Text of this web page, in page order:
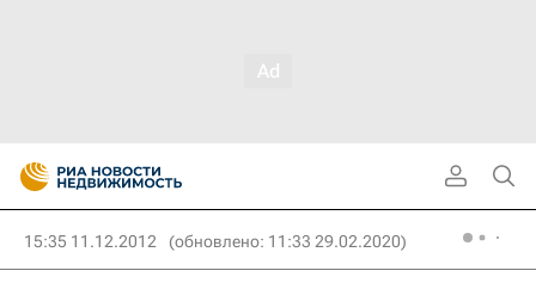
15:35 11.12.2012 (обновлено: 11:33 29.02.2020)